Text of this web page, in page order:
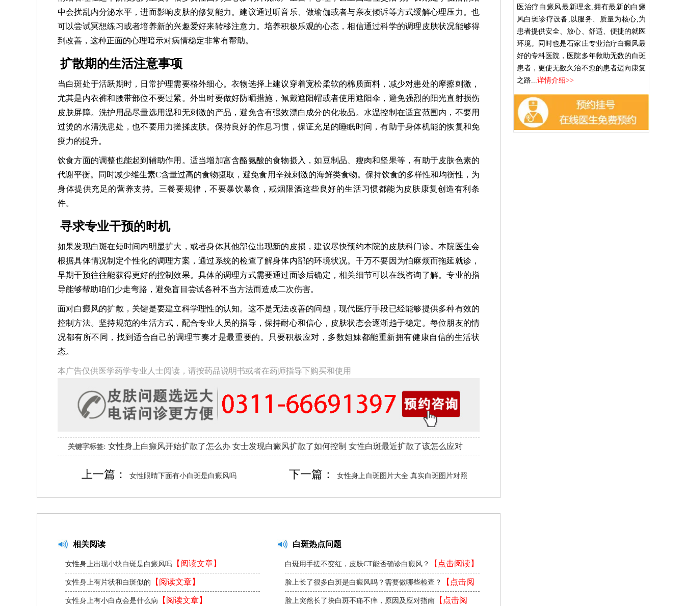
中会扰乱内分泌水平，进而影响皮肤的修复能力。建议通过听音乐、做瑜伽或者与亲友倾诉等方式缓解心理压力。也
可以尝试冥想练习或者培养新的兴趣爱好来转移注意力。培养积极乐观的心态，相信通过科学的调理皮肤状况能够得
到改善，这种正面的心理暗示对病情稳定非常有帮助。
扩散期的生活注意事项
当白斑处于活跃期时，日常护理需要格外细心。衣物选择上建议穿着宽松柔软的棉质面料，减少对患处的摩擦刺激，
尤其是内衣裤和腰带部位不要过紧。外出时要做好防晒措施，佩戴遮阳帽或者使用遮阳伞，避免强烈的阳光直射损伤
皮肤屏障。洗护用品尽量选用温和无刺激的产品，避免含有强效漂白成分的化妆品。水温控制在适宜范围内，不要用
过烫的水清洗患处，也不要用力搓揉皮肤。保持良好的作息习惯，保证充足的睡眠时间，有助于身体机能的恢复和免
疫力的提升。
饮食方面的调整也能起到辅助作用。适当增加富含酪氨酸的食物摄入，如豆制品、瘦肉和坚果等，有助于皮肤色素的
代谢平衡。同时减少维生素C含量过高的食物摄取，避免食用辛辣刺激的海鲜类食物。保持饮食的多样性和均衡性，为
身体提供充足的营养支持。三餐要规律，不要暴饮暴食，戒烟限酒这些良好的生活习惯都能为皮肤康复创造有利条
件。
寻求专业干预的时机
如果发现白斑在短时间内明显扩大，或者身体其他部位出现新的皮损，建议尽快预约本院的皮肤科门诊。本院医生会
根据具体情况制定个性化的调理方案，通过系统的检查了解身体内部的环境状况。千万不要因为怕麻烦而拖延就诊，
早期干预往往能获得更好的控制效果。具体的调理方式需要通过面诊后确定，相关细节可以在线咨询了解。专业的指
导能够帮助咱们少走弯路，避免盲目尝试各种不当方法而造成二次伤害。
面对白癜风的扩散，关键是要建立科学理性的认知。这不是无法改善的问题，现代医疗手段已经能够提供多种有效的
控制方法。坚持规范的生活方式，配合专业人员的指导，保持耐心和信心，皮肤状态会逐渐趋于稳定。每位朋友的情
况都有所不同，找到适合自己的调理节奏才是最重要的。只要积极应对，多数姐妹都能重新拥有健康自信的生活状
态。
本广告仅供医学药学专业人士阅读，请按药品说明书或者在药师指导下购买和使用
关键字标签: 女性身上白癜风开始扩散了怎么办 女士发现白癜风扩散了如何控制 女性白斑最近扩散了该怎么应对
上一篇： 女性眼睛下面有小白斑是白癜风吗 下一篇：女性身上白斑图片大全 真实白斑图片对照
相关阅读
女性身上出现小块白斑是白癜风吗 【阅读文章】
女性身上有片状和白斑似的 【阅读文章】
女性身上有小白点会是什么病 【阅读文章】
白斑热点问题
白斑用手搓不变红，皮肤CT能否确诊白癜风？ 【点击阅读】
脸上长了很多白斑是白癜风吗？需要做哪些检查？ 【点击阅
读】
脸上突然长了块白斑不痛不痒，原因及应对指南【点击阅
医治疗白癜风最新理念,拥有最新的白癜
风白斑诊疗设备,以服务、质量为核心,为
患者提供安全、放心、舒适、便捷的就医
环境。同时也是石家庄专业治疗白癜风最
好的专科医院，医院多年救助无数的白斑
患者，更使无数久治不愈的患者迈向康复
之路...详情介绍>>